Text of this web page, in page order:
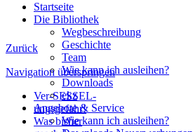
Startseite
Die Bibliothek
Wegbeschreibung
Geschichte
Team
Wie kann ich ausleihen?
Downloads
ekz
Angebote & Service
Wie kann ich ausleihen?
Zurück
Navigation überspringen
Ver-SESSEL-
ungsgefahr!
Was bisher